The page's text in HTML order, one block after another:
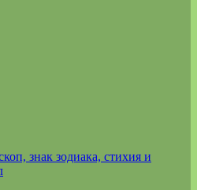
знак зодиака, стихия и